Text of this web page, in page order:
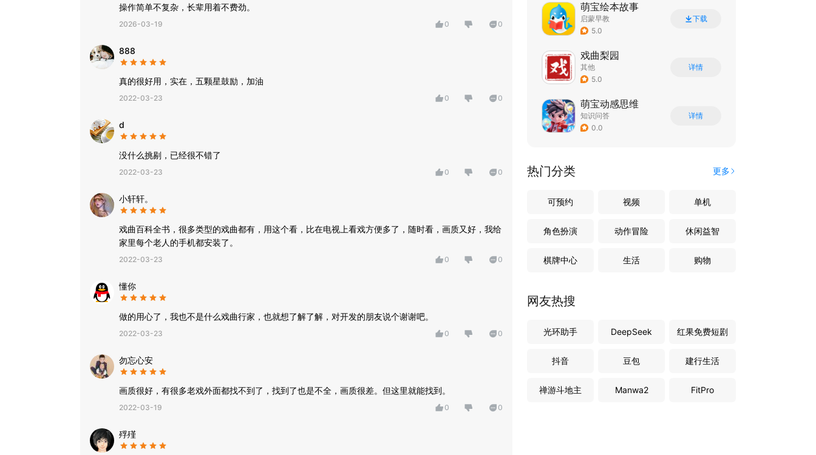
操作简单不复杂，长辈用着不费劲。
2026-03-19 0 0
888
真的很好用，实在，五颗星鼓励，加油
2022-03-23 0 0
d
没什么挑剔，已经很不错了
2022-03-23 0 0
小轩轩。
戏曲百科全书，很多类型的戏曲都有，用这个看，比在电视上看戏方便多了，随时看，画质又好，我给
家里每个老人的手机都安装了。
2022-03-23 0 0
懂你
做的用心了，我也不是什么戏曲行家，也就想了解了解，对开发的朋友说个谢谢吧。
2022-03-23 0 0
勿忘心安
画质很好，有很多老戏外面都找不到了，找到了也是不全，画质很差。但这里就能找到。
2022-03-19 0 0
殍殣
萌宝绘本故事
启蒙早教
5.0
下载
戏曲梨园
其他
5.0
详情
萌宝动感思维
知识问答
0.0
详情
热门分类 更多
可预约 视频 单机
角色扮演 动作冒险 休闲益智
棋牌中心 生活 购物
网友热搜
光环助手 DeepSeek 红果免费短剧
抖音 豆包 建行生活
禅游斗地主 Manwa2 FitPro